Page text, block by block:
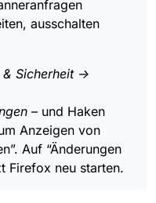
ausschalten
Sicherheit ->
– und Haken
Anzeigen von
Auf “Änderungen
Firefox neu starten.